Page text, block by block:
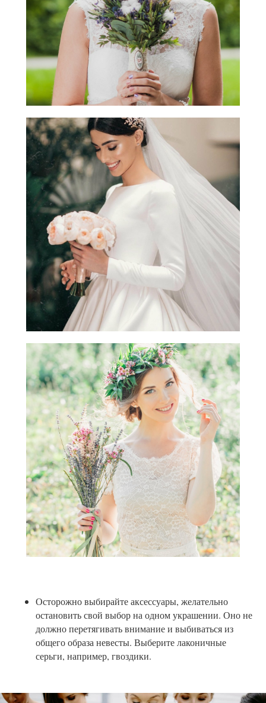
Осторожно выбирайте аксессуары, желательно
остановить свой выбор на одном украшении. Оно не
должно перетягивать внимание и выбиваться из
общего образа невесты. Выберите лаконичные
серьги, например, гвоздики.